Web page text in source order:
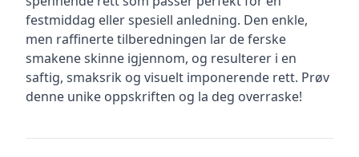
festmiddag eller spesiell anledning. Den enkle,
men raffinerte tilberedningen lar de ferske
smakene skinne igjennom, og resulterer i en
saftig, smaksrik og visuelt imponerende rett. Prøv
denne unike oppskriften og la deg overraske!